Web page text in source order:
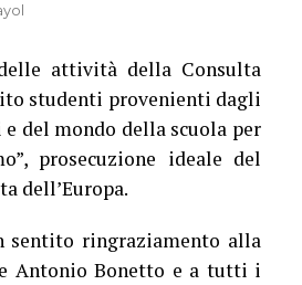
attività della Consulta
studenti provenienti dagli
del mondo della scuola per
prosecuzione ideale del
dell’Europa.
sentito ringraziamento alla
Antonio Bonetto e a tutti i